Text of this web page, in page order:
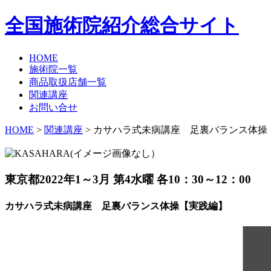
全国施術院紹介総合サイト
HOME
施術院一覧
商品取扱店舗一覧
関連講座
お問い合せ
HOME > 関連講座 > カサハラ式未病講座 足裏バランス体操
東京都2022年1～3月 第4水曜 各10：30～12：00
カサハラ式未病講座 足裏バランス体操【実践編】